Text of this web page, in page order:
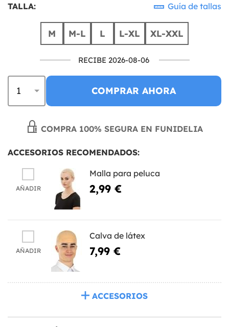
TALLA: Guía de tallas
M M-L L L-XL XL-XXL
RECIBE 2026-08-06
COMPRAR AHORA
COMPRA 100% SEGURA EN FUNIDELIA
ACCESORIOS RECOMENDADOS:
AÑADIR
Malla para peluca
2,99 €
AÑADIR
Calva de látex
7,99 €
ACCESORIOS